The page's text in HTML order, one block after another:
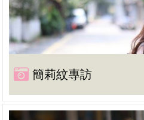
簡莉紋專訪